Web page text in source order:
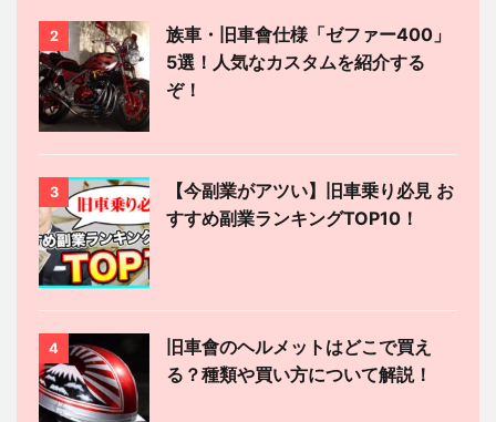
2
族車・旧車會仕様「ゼファー400」
5選！人気なカスタムを紹介する
ぞ！
3
【今副業がアツい】旧車乗り必見 お
すすめ副業ランキングTOP10！
4
旧車會のヘルメットはどこで買え
る？種類や買い方について解説！